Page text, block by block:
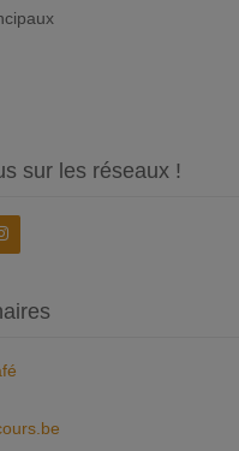
sur les réseaux !